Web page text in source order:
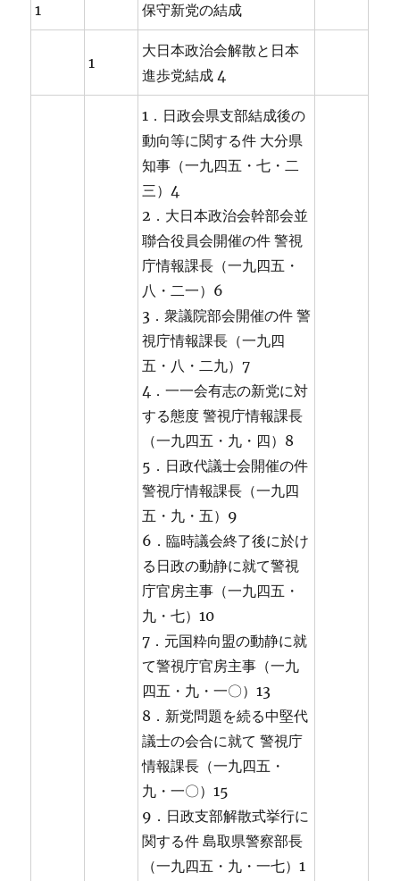
1 保守新党の結成
1
大日本政治会解散と日本
進歩党結成 4
1．日政会県支部結成後の
動向等に関する件 大分県
知事（一九四五・七・二
三）4
2．大日本政治会幹部会並
聯合役員会開催の件 警視
庁情報課長（一九四五・
八・二一）6
3．衆議院部会開催の件 警
視庁情報課長（一九四
五・八・二九）7
4．一一会有志の新党に対
する態度 警視庁情報課長
（一九四五・九・四）8
5．日政代議士会開催の件
警視庁情報課長（一九四
五・九・五）9
6．臨時議会終了後に於け
る日政の動静に就て警視
庁官房主事（一九四五・
九・七）10
7．元国粋向盟の動静に就
て警視庁官房主事（一九
四五・九・一〇）13
8．新党問題を続る中堅代
議士の会合に就て 警視庁
情報課長（一九四五・
九・一〇）15
9．日政支部解散式挙行に
関する件 島取県警察部長
（一九四五・九・一七）1